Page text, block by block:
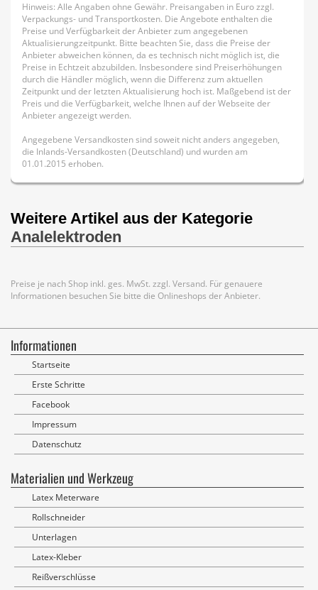
Hinweis: Alle Angaben ohne Gewähr. Preisangaben in Euro zzgl.
Verpackungs- und Transportkosten. Die Angebote enthalten die
Preise und Verfügbarkeit der Anbieter zum angegebenen
Aktualisierungzeitpunkt. Bitte beachten Sie, dass die Preise der
Anbieter abweichen können, da es technisch nicht möglich ist, die
Preise in Echtzeit abzubilden. Insbesondere sind Preiserhöhungen
durch die Händler möglich, wenn die Differenz zum aktuellen
Zeitpunkt und der letzten Aktualisierung hoch ist. Maßgebend ist der
Preis und die Verfügbarkeit, welche Ihnen auf der Webseite der
Anbieter angezeigt werden.
Angegebene Versandkosten sind soweit nicht anders angegeben,
die Inlands-Versandkosten (Deutschland) und wurden am
01.01.2015 erhoben.
Weitere Artikel aus der Kategorie
Analelektroden
Preise je nach Shop inkl. ges. MwSt. zzgl. Versand. Für genauere
Informationen besuchen Sie bitte die Onlineshops der Anbieter.
Informationen
Startseite
Erste Schritte
Facebook
Impressum
Datenschutz
Materialien und Werkzeug
Latex Meterware
Rollschneider
Unterlagen
Latex-Kleber
Reißverschlüsse